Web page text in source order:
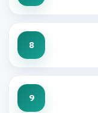
8
9